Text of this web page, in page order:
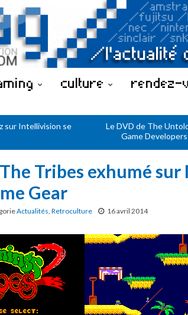
culture rendez-
sur Intellivision se
Le DVD de The
Game
Tribes exhumé
Gear
Actualités, Retroculture 16 avril 2014